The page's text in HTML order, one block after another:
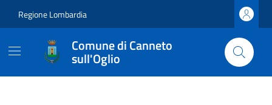
Regione Lombardia
Comune di Canneto
sull'Oglio